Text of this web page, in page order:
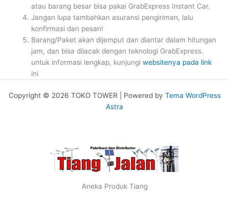
atau barang besar bisa pakai GrabExpress Instant Car.
Jangan lupa tambahkan asuransi pengiriman, lalu
konfirmasi dan pesan!
Barang/Paket akan dijemput dan diantar dalam hitungan
jam, dan bisa dilacak dengan teknologi GrabExpress.
untuk informasi lengkap, kunjungiwebsitenya pada link
ini
Copyright © 2026 TOKO TOWER | Powered by Tema WordPress
Astra
Aneka Produk Tiang